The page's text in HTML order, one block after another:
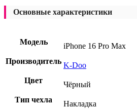
Основные характеристики
Модель
iPhone 16 Pro Max
Производитель K-Doo
Цвет
Чёрный
Тип чехла
Накладка